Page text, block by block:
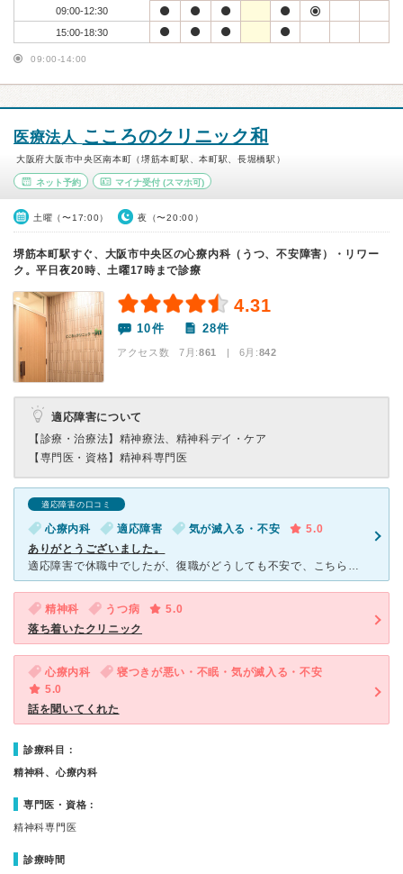
09:00-12:30
15:00-18:30
09:00-14:00
医療法人 こころのクリニック和
大阪府大阪市中央区南本町（堺筋本町駅、本町駅、長堀橋駅）
ネット予約 マイナ受付(スマホ可)
土曜（〜17:00） 夜（〜20:00）
堺筋本町駅すぐ、大阪市中央区の心療内科（うつ、不安障害）・リワー
ク。平日夜20時、土曜17時まで診療
4.31
10件 28件
アクセス数 7月:861 | 6月:842
適応障害について
【診療・治療法】 精神療法、精神科デイ・ケア
【専門医・資格】 精神科専門医
適応障害の口コミ
心療内科 適応障害 気が滅入る・不安
5.0
ありがとうございました。
適応障害で休職中でしたが、復職がどうしても不安で、こちらのクリニックのリワークプログラムに参加しました。最初は、知らない人がいる場所に入ることが不安でしたが、スタッフもメンバーもみんな優しくて、主治医
精神科 うつ病
5.0
落ち着いたクリニック
心療内科
寝つきが悪い・不眠・気が滅入る・不安
5.0
話を聞いてくれた
診療科目：
精神科、心療内科
専門医・資格：
精神科専門医
診療時間